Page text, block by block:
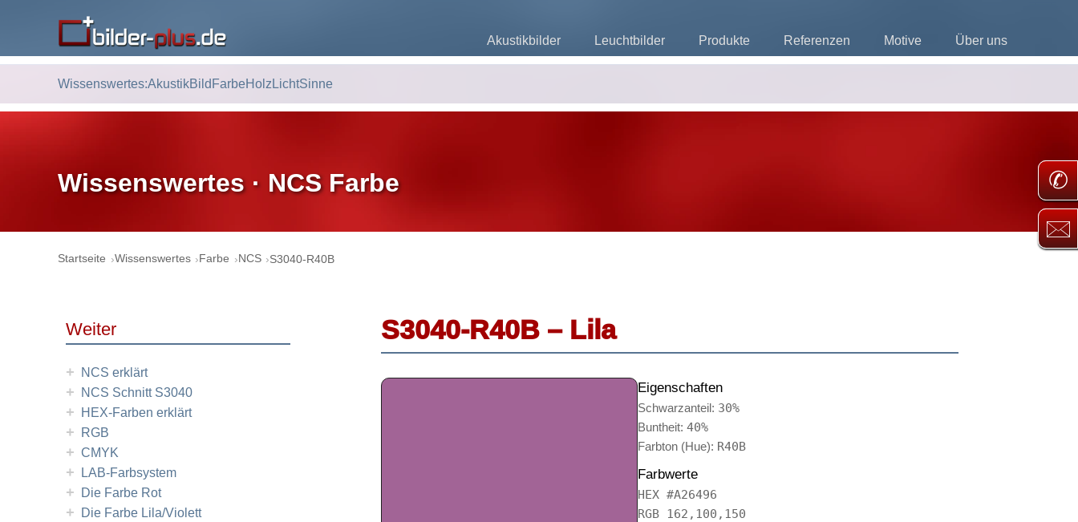
Akustikbilder Leuchtbilder Produkte Referenzen Motive Über uns
Wissenswertes:AkustikBild FarbeHolz LichtSinne
✆
🖂
Wissenswertes · NCS Farbe
Startseite Wissenswertes Farbe NCS S3040-R40B
S3040-R40B – Lila
Eigenschaften
Schwarzanteil: 30%
Buntheit:40%
Farbton (Hue): R40B
Farbwerte
HEX #A26496
RGB 162,100,150
Weiter
+ NCS erklärt
+ NCS Schnitt S3040
+ HEX-Farben erklärt
+ RGB
+ CMYK
+ LAB-Farbsystem
+ Die Farbe Rot
+ Die Farbe Lila/Violett